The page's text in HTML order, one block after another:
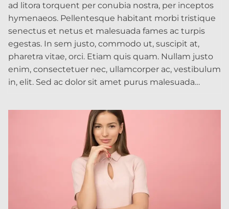
ad litora torquent per conubia nostra, per inceptos
hymenaeos. Pellentesque habitant morbi tristique
senectus et netus et malesuada fames ac turpis
egestas. In sem justo, commodo ut, suscipit at,
pharetra vitae, orci. Etiam quis quam. Nullam justo
enim, consectetuer nec, ullamcorper ac, vestibulum
in, elit. Sed ac dolor sit amet purus malesuada…